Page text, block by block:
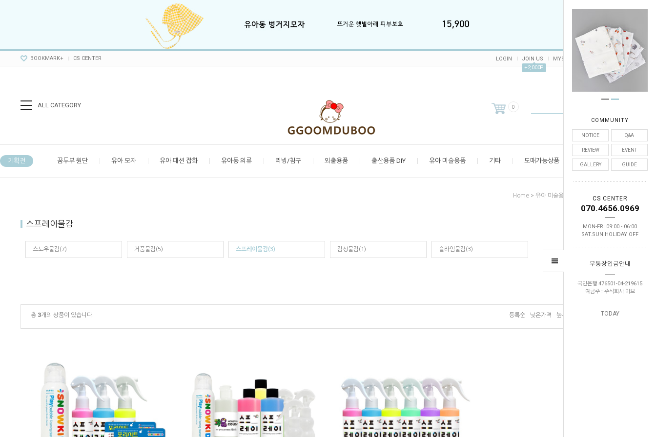
COMMUNITY
NOTICE Q&A
REVIEW EVENT
GALLERY GUIDE
CS CENTER
070.4656.0969
MON-FRI 09:00 - 06:00
SAT.SUN.HOLIDAY OFF
무통장입금안내
국민은행 476501-04-219615
예금주 : 주식회사 마브
TODAY
BOOKMARK+ CS CENTER LOGIN
JOIN US
+2,000P
MYSHOP ORDER
ALL CATEGORY 0
기획전 꿈두부 원단 유아 모자 유아 패션 잡화 유아동 의류 리빙/침구 외출용품 출산용품 DIY 유아 미술용품 기타 도매가능상품 엄마 공간
Home > 유아 미술용품 유아물감 > 스프레이물감
스프레이물감
스노우물감(7) 거품물감(5) 스프레이물감(3) 감성물감(1) 슬라임물감(3)
총 3개의 상품이 있습니다. 등록순 낮은가격 높은가격 브랜드순 판매순